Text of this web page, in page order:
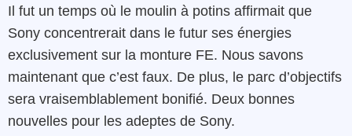
Il fut un temps où le moulin à potins affirmait que
Sony concentrerait dans le futur ses énergies
exclusivement sur la monture FE. Nous savons
maintenant que c’est faux. De plus, le parc d’objectifs
sera vraisemblablement bonifié. Deux bonnes
nouvelles pour les adeptes de Sony.